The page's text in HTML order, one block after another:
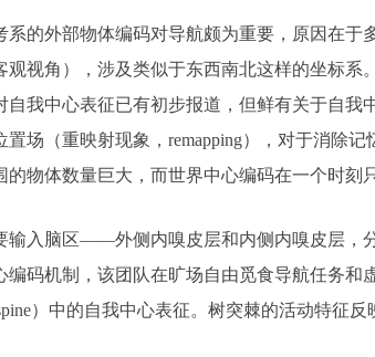
系的外部物体编码对导航颇为重要，原因在
视角），涉及类似于东西南北这样的坐标
我中心表征已有初步报道，但鲜有关于自
场（重映射现象，remapping），对于消除
物体数量巨大，而世界中心编码在一个时刻
输入脑区——外侧内嗅皮层和内侧内嗅皮层，
码机制，该团队在旷场自由觅食导航任务
）中的自我中心表征。树突棘的活动特征